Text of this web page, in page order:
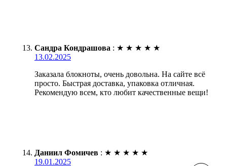
Сандра Кондрашова : ★ ★ ★ ★ ★
13.02.2025
Заказала блокноты, очень довольна. На сайте всё
просто. Быстрая доставка, упаковка отличная.
Рекомендую всем, кто любит качественные вещи!
Даниил Фомичев : ★ ★ ★ ★ ★
19.01.2025